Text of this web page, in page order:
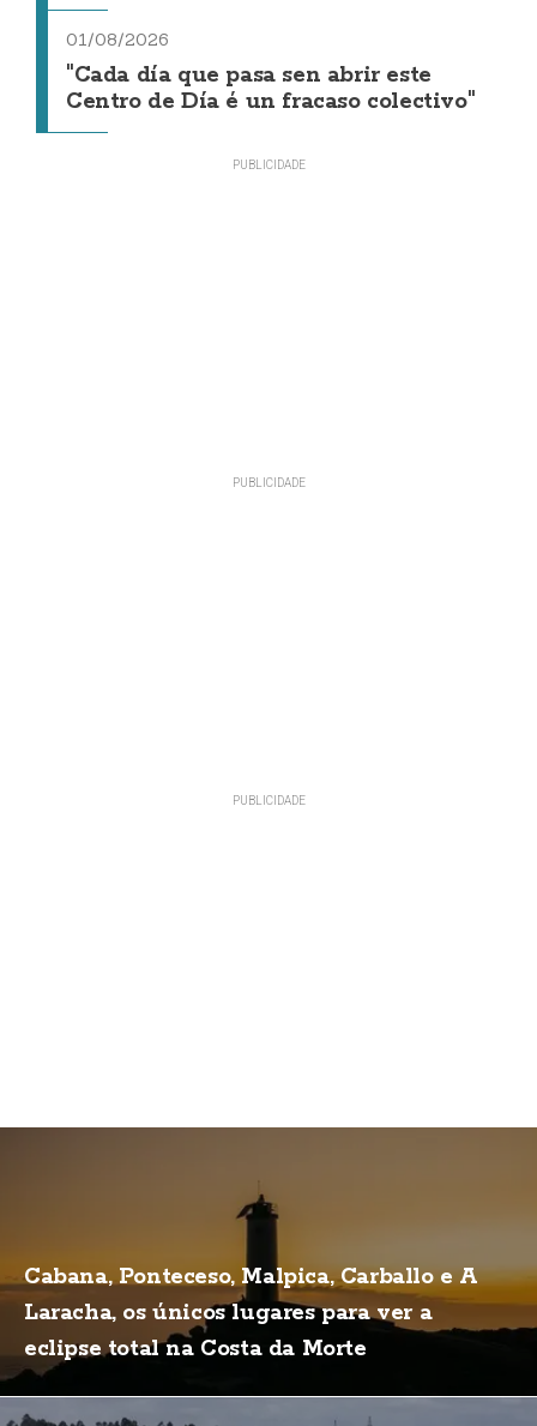
01/08/2026
"Cada día que pasa sen abrir este
Centro de Día é un fracaso colectivo"
Cabana, Ponteceso, Malpica, Carballo e A
Laracha, os únicos lugares para ver a
eclipse total na Costa da Morte